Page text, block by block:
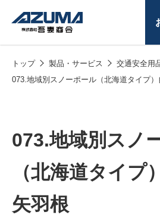
株式会社吾妻商会 会
製品・サービス
トップ 製品・サービス 交通安全用
073.地域別スノーポール（北海道タイプ
073.地域別スノ
（北海道タイプ
矢羽根